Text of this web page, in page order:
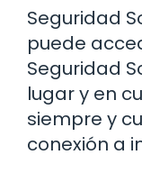
Seguridad
puede
Seguridad
lugar y en
siempre y
conexión a